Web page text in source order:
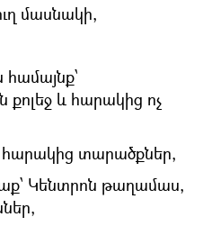
մասնակի,
և հարակից ոչ
հարակից տարածքներ,
Կենտրոն թաղամաս,